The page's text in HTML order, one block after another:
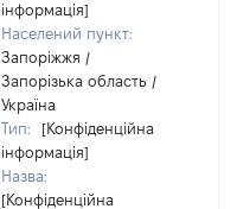
інформація]
Населений пункт:
Запоріжжя /
Запорізька область /
Україна
Тип:
[Конфіденційна
інформація]
Назва:
[Конфіденційна